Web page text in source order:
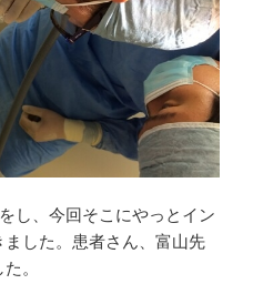
し、今回そこにやっとイン
した。患者さん、富山先
。